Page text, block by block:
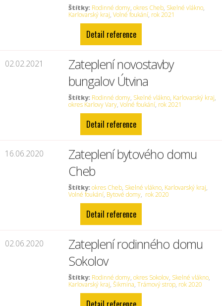
Štítky: Rodinné domy,okres Cheb, Skelné vlákno,
Karlovarský kraj,Volné foukání, rok 2021
Detail reference
02.02.2021
Zateplení novostavby
bungalov Útvina
Štítky: Rodinné domy, Skelné vlákno, Karlovarský kraj,
okres Karlovy Vary,Volné foukání, rok 2021
Detail reference
16.06.2020
Zateplení bytového domu
Cheb
Štítky: okres Cheb, Skelné vlákno, Karlovarský kraj,
Volné foukání, Bytové domy, rok 2020
Detail reference
02.06.2020
Zateplení rodinného domu
Sokolov
Štítky: Rodinné domy,okres Sokolov, Skelné vlákno,
Karlovarský kraj,Šikmina,Trámový strop, rok 2020